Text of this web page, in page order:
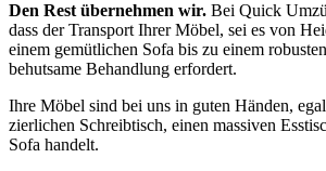
Den Rest übernehmen wir. Bei Quick
dass der Transport Ihrer Möbel, sei es von
einem gemütlichen Sofa bis zu einem
behutsame Behandlung erfordert.
Ihre Möbel sind bei uns in guten Händen,
zierlichen Schreibtisch, einen massiven
Sofa handelt.